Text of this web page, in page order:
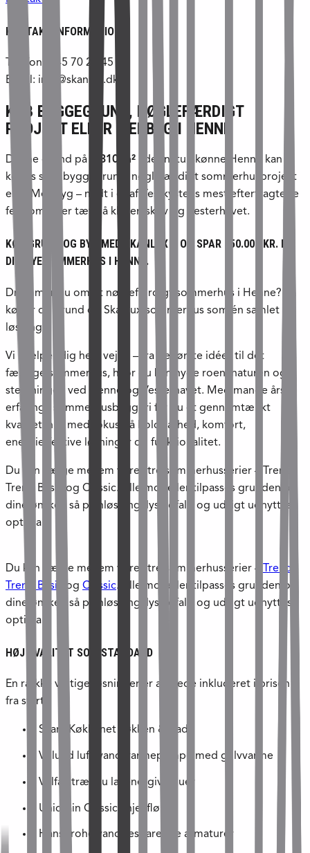
KONTAKT INFORMATION
Telefon: +45 70 21 45 21
Email: info@skanlux.dk
KØB BYGGEGRUND, NØGLEFÆRDIGT
PROJEKT ELLER MEDBYG I HENNE
Denne grund på 1.310 m² i det naturskønne Henne kan
købes som byggegrund, nøglefærdigt sommerhusprojekt
eller Medbyg – midt i et af Vestkystens mest eftertragtede
ferieområder tæt på klitter, skov og Vesterhavet.
KØB GRUND OG BYG MED SKANLUX – OG SPAR 150.000 KR. PÅ
DIT NYE SOMMERHUS I HENNE.
Drømmer du om et nøglefærdigt sommerhus i Henne? Så
køber du grund og Skanlux-sommerhus som én samlet
løsning.
Vi hjælper dig hele vejen – fra de første idéer til det
færdige sommerhus, hvor du kan nyde roen, naturen og
stemningen ved Henne og Vesterhavet. Med mange års
erfaring i sommerhusbyggeri får du et gennemtænkt
kvalitetshus med fokus på holdbarhed, komfort,
energieffektive løsninger og funktionalitet.
Du kan vælge mellem vores tre sommerhusserier – Trend,
Trend Basic og Classic. Alle modeller tilpasses grunden og
dine ønsker, så planløsning, lysindfald og udsigt udnyttes
optimalt.
Du kan vælge mellem vores tre sommerhusserier – Trend
Trend Basic
og Classic. Alle modeller tilpasses grunden og
dine ønsker, så planløsning, lysindfald og udsigt udnyttes
optimalt.
HØJ KVALITET SOM STANDARD
En række vigtige løsninger er allerede inkluderet i prisen
fra start:
SvaneKøkkenet køkken & bad
Vølund luft/vand-varmepumpe med gulvvarme
Velfac træ/alu lavenergivinduer
Unidrain Classic linjeafløb
Hansgrohe vandbesparende armaturer